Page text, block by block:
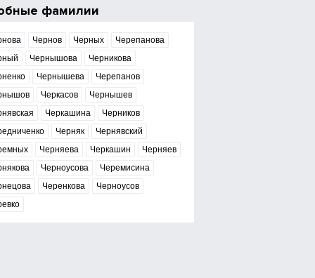
фамилии
Чернов Черных
Черепанова
Чернышова
Черникова
Чернышева
Черепанов
Черкасов
Чернышев
Черкашина
Черников
Черняк
Чернявский
Черняева Черкашин
Черняев
Черноусова
Черемисина
Черенкова
Черноусов